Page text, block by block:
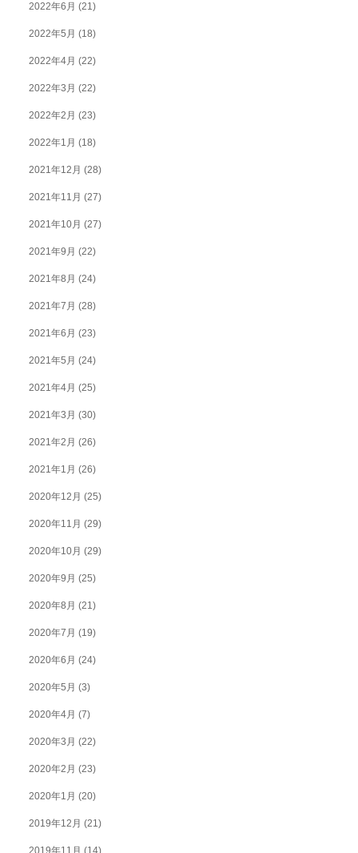
2022年6月 (21)
2022年5月 (18)
2022年4月 (22)
2022年3月 (22)
2022年2月 (23)
2022年1月 (18)
2021年12月 (28)
2021年11月 (27)
2021年10月 (27)
2021年9月 (22)
2021年8月 (24)
2021年7月 (28)
2021年6月 (23)
2021年5月 (24)
2021年4月 (25)
2021年3月 (30)
2021年2月 (26)
2021年1月 (26)
2020年12月 (25)
2020年11月 (29)
2020年10月 (29)
2020年9月 (25)
2020年8月 (21)
2020年7月 (19)
2020年6月 (24)
2020年5月 (3)
2020年4月 (7)
2020年3月 (22)
2020年2月 (23)
2020年1月 (20)
2019年12月 (21)
2019年11月 (14)